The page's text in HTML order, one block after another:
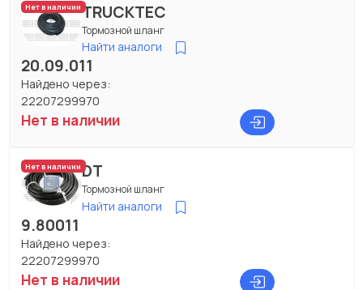
Нет в наличииTRUCKTEC
Тормозной шланг
Найти аналоги
20.09.011
Найдено через:
22207299970
Нет в наличии
Нет в наличииDT
Тормозной шланг
Найти аналоги
9.80011
Найдено через:
22207299970
Нет в наличии